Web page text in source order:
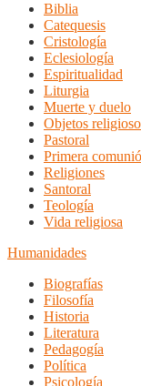
Biblia
Catequesis
Cristología
Eclesiología
Espiritualidad
Liturgia
Muerte y duelo
Objetos
Pastoral
Primera
Religiones
Santoral
Teología
Vida religiosa
Humanidades
Biografías
Filosofía
Historia
Literatura
Pedagogía
Política
Psicología